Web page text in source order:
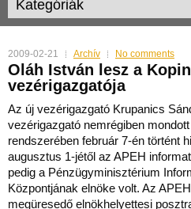
2009-02-21 Archív No comments
Oláh István lesz a
vezérigazgatója
Az új vezérigazgató Krupanics
vezérigazgató nemrégiben
rendszerében február 7-én történt
augusztus 1-jétől az APEH
pedig a Pénzügyminisztérium
Központjának elnöke volt. Az
megüresedő elnökhelyettesi